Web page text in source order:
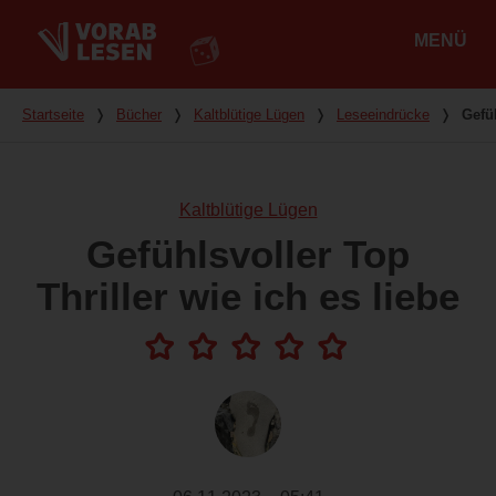
MENÜ
Du bist hier
Startseite ❭ Bücher ❭ Kaltblütige Lügen ❭ Leseeindrücke ❭
Kaltblütige Lügen
Gefühlsvoller Top
Thriller wie ich es liebe